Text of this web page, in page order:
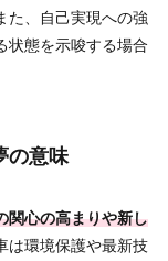
た、自己実現への強
状態を示唆する場合
の意味
関心の高まりや新し
は環境保護や最新技